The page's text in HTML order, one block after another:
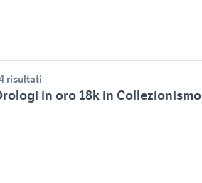
risultati
in oro 18k in Collezionismo